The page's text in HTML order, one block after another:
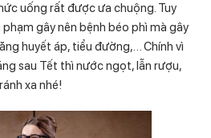
uống rất được ưa chuộng. Tuy
gây nên bệnh béo phì mà gây
huyết áp, tiểu đường,… Chính vì
sau Tết thì nước ngọt, lẫn rượu,
xa nhé!